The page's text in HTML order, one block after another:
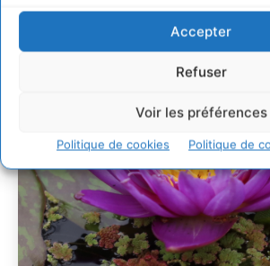
Accepter
Refuser
Voir les préférences
Politique de cookies Politique de